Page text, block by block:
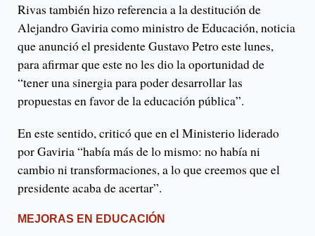
Rivas también hizo referencia a la destitución de
Alejandro Gaviria como ministro de Educación, noticia
que anunció el presidente Gustavo Petro este lunes,
para afirmar que este no les dio la oportunidad de
“tener una sinergia para poder desarrollar las
propuestas en favor de la educación pública”.
En este sentido, criticó que en el Ministerio liderado
por Gaviria “había más de lo mismo: no había ni
cambio ni transformaciones, a lo que creemos que el
presidente acaba de acertar”.
MEJORAS EN EDUCACIÓN